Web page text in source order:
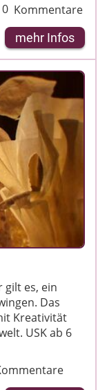
0 Kommentare
mehr Infos
gilt es, ein
Das
Kreativität
USK ab 6